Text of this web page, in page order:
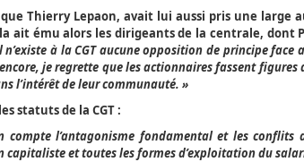
Thierry Lepaon, avait lui aussi pris une large
ait ému alors les dirigeants de la centrale,
n’existe à la CGT aucune opposition de principe
je regrette que les actionnaires fassent
l’intérêt de leur communauté. »
statuts de la CGT :
compte l’antagonisme fondamental et les
capitaliste et toutes les formes d’exploitation du